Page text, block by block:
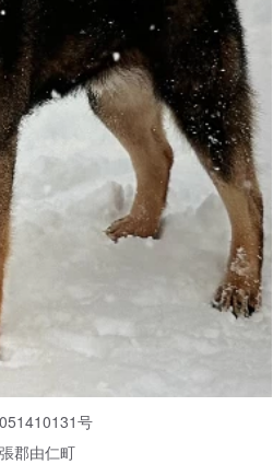
号
郡由仁町